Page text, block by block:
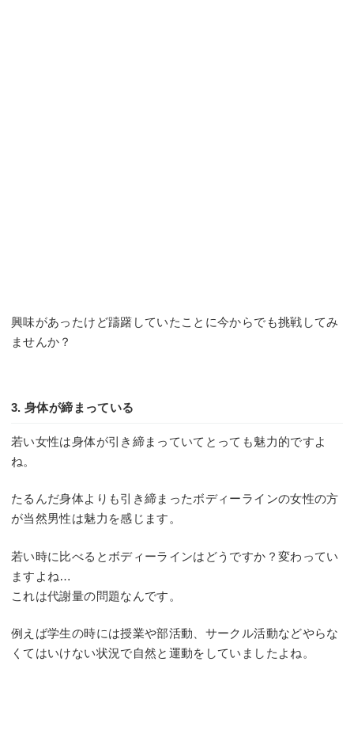
興味があったけど躊躇していたことに今からでも挑戦してみ
ませんか？
3. 身体が締まっている
若い女性は身体が引き締まっていてとっても魅力的ですよ
ね。
たるんだ身体よりも引き締まったボディーラインの女性の方
が当然男性は魅力を感じます。
若い時に比べるとボディーラインはどうですか？変わってい
ますよね…
これは代謝量の問題なんです。
例えば学生の時には授業や部活動、サークル活動などやらな
くてはいけない状況で自然と運動をしていましたよね。